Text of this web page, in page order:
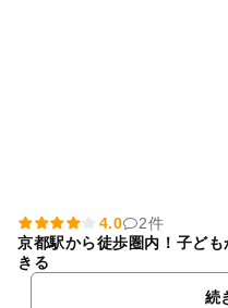
4.0
2件
京都駅から徒歩圏内！子ど
きる
続